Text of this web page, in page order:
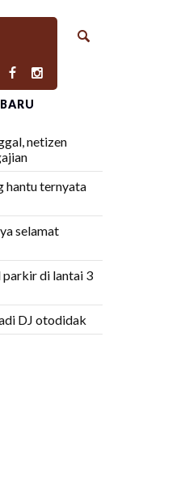
netizen
hantu ternyata
selamat
di lantai 3
DJ otodidak